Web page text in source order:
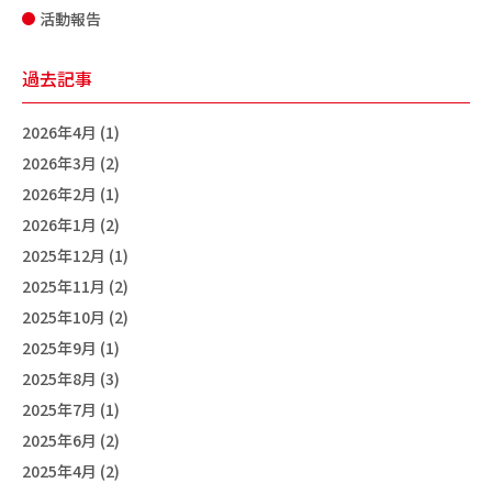
活動報告
過去記事
2026年4月 (1)
2026年3月 (2)
2026年2月 (1)
2026年1月 (2)
2025年12月 (1)
2025年11月 (2)
2025年10月 (2)
2025年9月 (1)
2025年8月 (3)
2025年7月 (1)
2025年6月 (2)
2025年4月 (2)